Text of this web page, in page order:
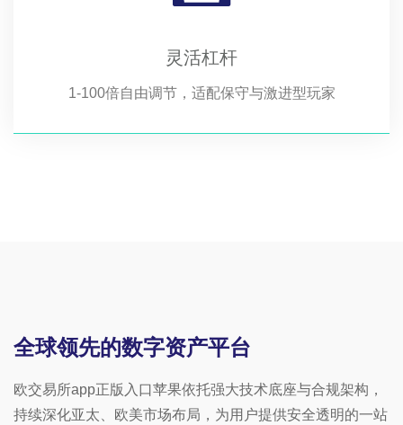
灵活杠杆
1-100倍自由调节，适配保守与激进型玩家
全球领先的数字资产平台
欧交易所app正版入口苹果依托强大技术底座与合规架构，
持续深化亚太、欧美市场布局，为用户提供安全透明的一站